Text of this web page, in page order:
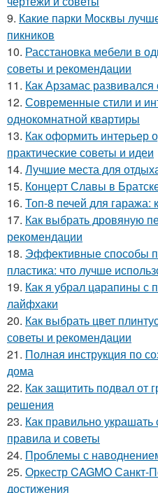
9. Какие парки Москвы
пикников
10. Расстановка мебели в
советы и рекомендации
11. Как Арзамас
12. Современные стили и
однокомнатной квартиры
13. Как оформить интерьер
практические советы и идеи
14. Лучшие места для
15. Концерт Славы в
16. Топ-8 печей для
17. Как выбрать дровяную
рекомендации
18. Эффективные способы
пластика: что лучше
19. Как я убрал царапины с
лайфхаки
20. Как выбрать цвет
советы и рекомендации
21. Полная инструкция по
дома
22. Как защитить подвал от
решения
23. Как правильно
правила и советы
24. Проблемы с
25. Оркестр CAGMO Санкт-
достижения